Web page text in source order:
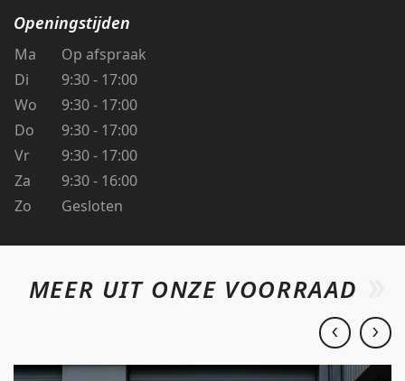
Openingstijden
Ma
Op afspraak
Di
9:30 - 17:00
Wo
9:30 - 17:00
Do
9:30 - 17:00
Vr
9:30 - 17:00
Za
9:30 - 16:00
Zo
Gesloten
MEER UIT ONZE VOORRAAD